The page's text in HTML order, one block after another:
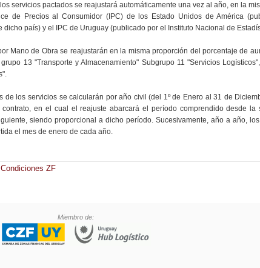
servicios pactados se reajustará automáticamente una vez al año, en la
de Precios al Consumidor (IPC) de los Estado Unidos de América
dicho país) y el IPC de Uruguay (publicado por el Instituto Nacional de
Mano de Obra se reajustarán en la misma proporción del porcentaje de
13 "Transporte y Almacenamiento" Subgrupo 11 "Servicios
de los servicios se calcularán por año civil (del 1º de Enero al 31 de
contrato, en el cual el reajuste abarcará el período comprendido desde
siendo proporcional a dicho período. Sucesivamente, año a año,
el mes de enero de cada año.
ZF
Miembro de: